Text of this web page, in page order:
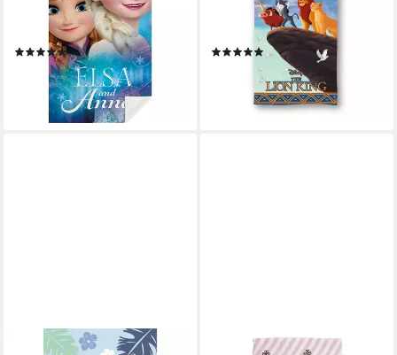
XXL Anna Elsa die Eiskönigin
70x140 cm, 100 % Baumwolle
(7)
15,90 € UVP19,90 €
lieferbar - in 2-3 Werktagen bei dir
140 cm Strand Handtuch,
(Packung)
(1)
lieferbar - in 5-6 Werktagen bei dir
DISNEY